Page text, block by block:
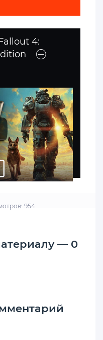
4:
954
— 0